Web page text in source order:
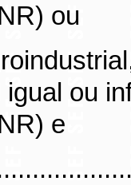
ou
ou
e